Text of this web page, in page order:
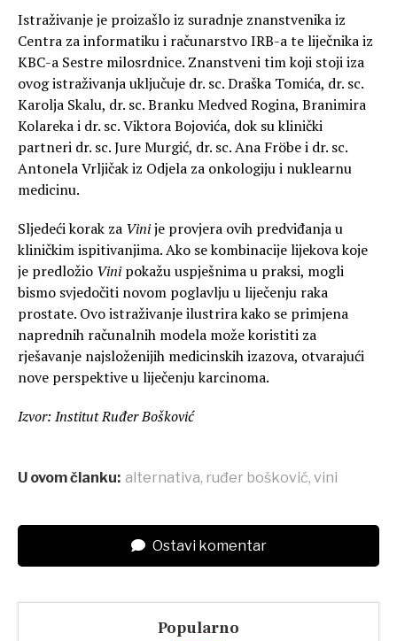
Istraživanje je proizašlo iz suradnje znanstvenika iz
Centra za informatiku i računarstvo IRB-a te liječnika iz
KBC-a Sestre milosrdnice. Znanstveni tim koji stoji iza
ovog istraživanja uključuje dr. sc. Draška Tomića, dr. sc.
Karolja Skalu, dr. sc. Branku Medved Rogina, Branimira
Kolareka i dr. sc. Viktora Bojovića, dok su klinički
partneri dr. sc. Jure Murgić, dr. sc. Ana Fröbe i dr. sc.
Antonela Vrljičak iz Odjela za onkologiju i nuklearnu
medicinu.
Sljedeći korak za Vinije provjera ovih predviđanja u
kliničkim ispitivanjima. Ako se kombinacije lijekova koje
je predložio Vinipokažu uspješnima u praksi, mogli
bismo svjedočiti novom poglavlju u liječenju raka
prostate. Ovo istraživanje ilustrira kako se primjena
naprednih računalnih modela može koristiti za
rješavanje najsloženijih medicinskih izazova, otvarajući
nove perspektive u liječenju karcinoma.
Izvor: Institut Ruđer Bošković
U ovom članku: alternativa, ruđer bošković, vini
Ostavi komentar
Popularno